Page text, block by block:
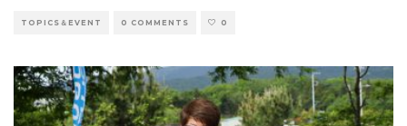
TOPICS＆EVENT 0 COMMENTS 0